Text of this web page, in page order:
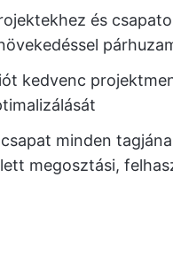
és
kedvenc
minden
megosztási,